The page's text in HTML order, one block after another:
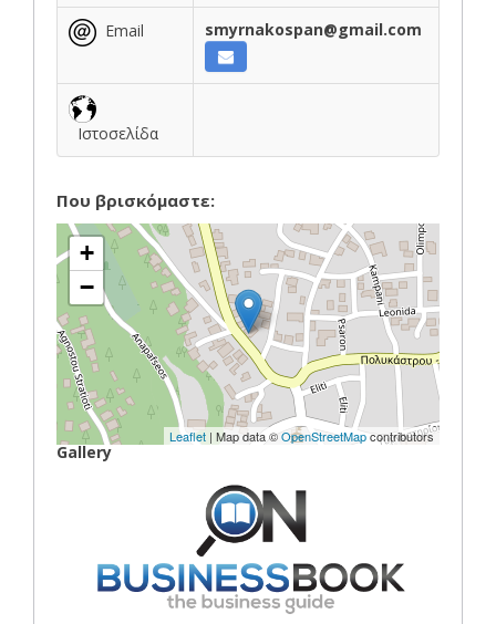
Email smyrnakospan@gmail.com
Ιστοσελίδα
Που βρισκόμαστε:
+
−
Leaflet | Map data ©OpenStreetMapcontributors
Gallery